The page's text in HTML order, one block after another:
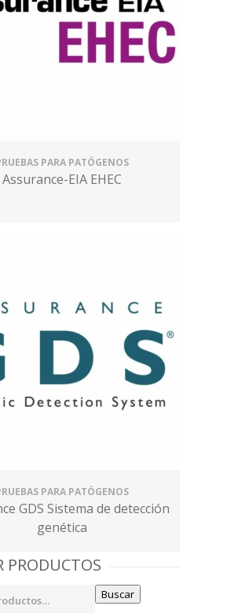
PARA PATÓGENOS
Assurance-EIA EHEC
PARA PATÓGENOS
GDS Sistema de detección
genética
PRODUCTOS
Buscar